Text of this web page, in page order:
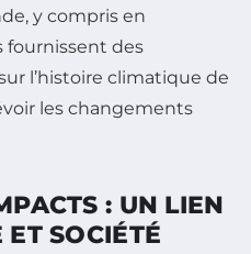
y compris en
fournissent des
l’histoire climatique de
les changements
: UN LIEN
ET SOCIÉTÉ